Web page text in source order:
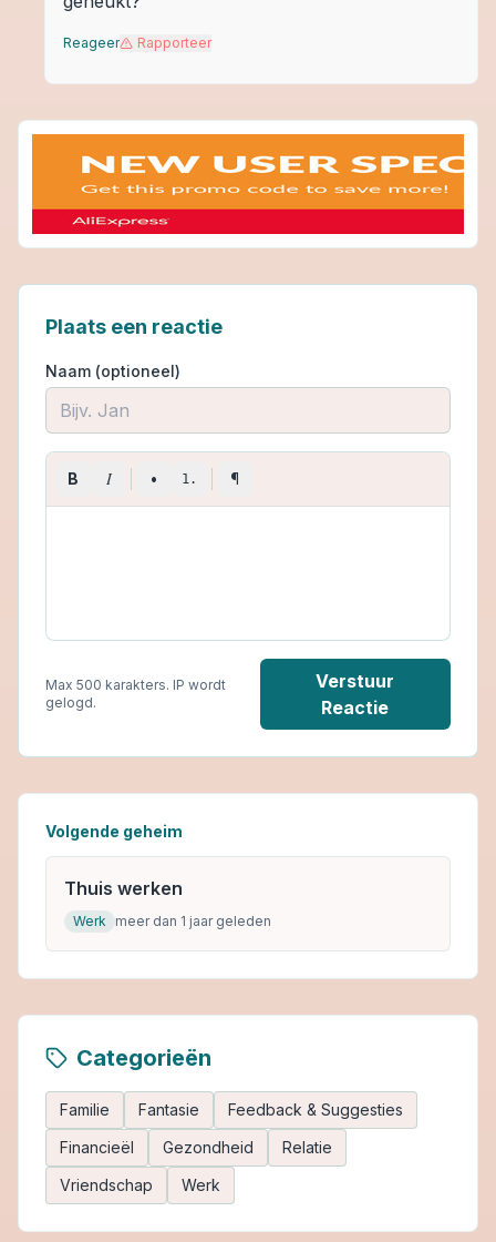
Reageer Rapporteer
Plaats een reactie
Naam (optioneel)
B I • 1. ¶
Max 500 karakters. IP wordt
gelogd.
Verstuur
Reactie
Volgende geheim
Thuis werken
Werk meer dan 1 jaar geleden
Categorieën
Familie Fantasie
Feedback & Suggesties
Financieël
Gezondheid
Relatie
Vriendschap
Werk